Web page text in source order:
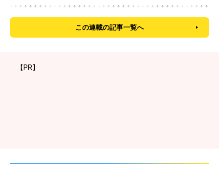
この連載の記事一覧へ
【PR】